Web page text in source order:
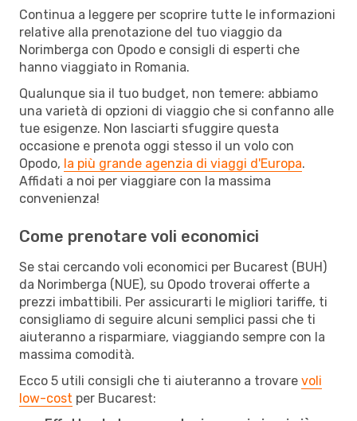
Continua a leggere per scoprire tutte le informazioni
relative alla prenotazione del tuo viaggio da
Norimberga con Opodo e consigli di esperti che
hanno viaggiato in Romania.
Qualunque sia il tuo budget, non temere: abbiamo
una varietà di opzioni di viaggio che si confanno alle
tue esigenze. Non lasciarti sfuggire questa
occasione e prenota oggi stesso il un volo con
Opodo, la più grande agenzia di viaggi d'Europa.
Affidati a noi per viaggiare con la massima
convenienza!
Come prenotare voli economici
Se stai cercando voli economici per Bucarest (BUH)
da Norimberga (NUE), su Opodo troverai offerte a
prezzi imbattibili. Per assicurarti le migliori tariffe, ti
consigliamo di seguire alcuni semplici passi che ti
aiuteranno a risparmiare, viaggiando sempre con la
massima comodità.
Ecco 5 utili consigli che ti aiuteranno a trovare voli
low-cost per Bucarest: